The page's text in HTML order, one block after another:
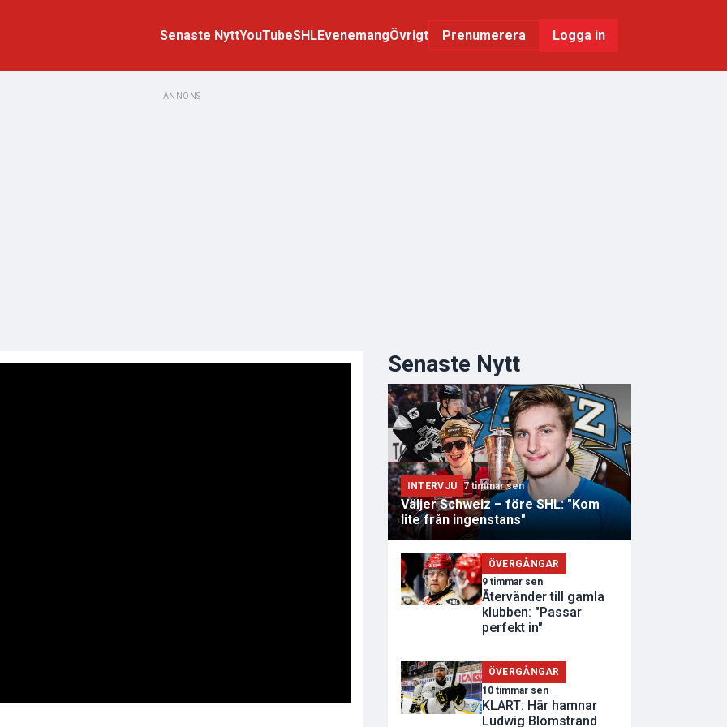
Senaste NyttYouTubeSHLEvenemangÖvrigt Prenumerera Logga in
ANNONS
Senaste Nytt
INTERVJU 7 timmar sen
Väljer Schweiz – före SHL: "Kom
lite från ingenstans"
ÖVERGÅNGAR
9 timmar sen
Återvänder till gamla
klubben: "Passar
perfekt in"
ÖVERGÅNGAR
10 timmar sen
KLART: Här hamnar
Ludwig Blomstrand